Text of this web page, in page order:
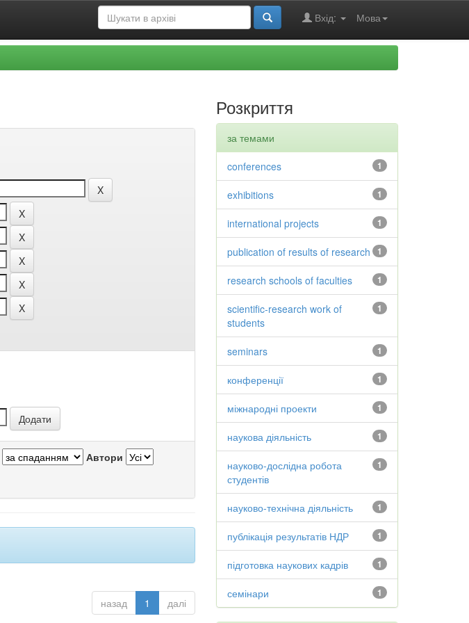
Мова
Вхід:
Автори
назад 1 далі
Розкриття
за темами
1
conferences
1
exhibitions
1
international projects
1
publication of results of research
1
research schools of faculties
1
scientific-research work of
students
1
seminars
1
конференції
1
міжнародні проекти
1
наукова діяльність
1
науково-дослідна робота
студентів
1
науково-технічна діяльність
1
публікація результатів НДР
1
підготовка наукових кадрів
1
семінари